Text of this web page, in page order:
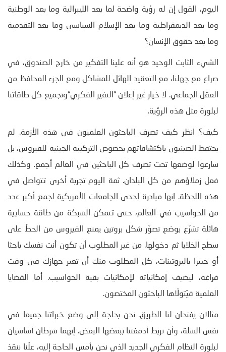
اليوم، القول إن له رؤية واضحة لما بعد الليبرالية وما بعد الوطنية
وما بعد الديمقراطية وما بعد الإسلام السياسي وما بعد التقدمية
وما بعد حقوق الإنسان؟
الشيء الثابت الوحيد هو أنه علينا التفكير من خارج الصندوق، في
صراع مع جهلنا، مع التعقيد الهائل للمشاكل ومع الجزء المحافظ من
العقل الجماعي. لا خيار غير إعلان “النفير الفكري“وتجميع كل طاقاتنا
لبلورة مثل هذه الرؤية.
كيف؟ انظر كيف تصرف الباحثون العلميون في هذه الأزمة. لم
يحتفظ الصينيون باكتشافاتهم بخصوص التركيبة الجينية للفيروس، بل
سارعوا لوضعها تحت تصرف كل الباحثين في العالم أجمع. وكذلك
فعل زملاؤهم من كل البلدان. ثمة اليوم تجربة أخرى تتواصل في
هذه اللحظة. إنها مبادرة إحدى الجامعات الأمريكية لجمع أكبر عدد
من الحواسيب في العالم، حتى تتمكن الشبكة من طاقة حسابية
هائلة تسَرّع بوضع تصوّر شكل بروتين يمنع الفيروس من الحطّ على
سطح الخلايا ثم دخولها. من غير المطلوب أن تكون أنت نفسك باحثا
أو خبيرا بالبروتينات، كل المطلوب منك أن تعير جهازك في وقت
فراغه، ليضيف إمكانياته لإمكانيات بقية الحواسيب. أما القضايا
العلمية فيَتولّاها الباحثون المختصون.
مثالان يفتحان لنا الطريق. نحن بحاجة إلى وضع خبراتنا جميعا في
نفس السلة، وأن نربط أدمغتنا ببعضها البعض. إنهما شرطان أساسيان
لبلورة النظام الفكري الجديد الذي نحن بأمس الحاجة إليه، علّنا ننقذ